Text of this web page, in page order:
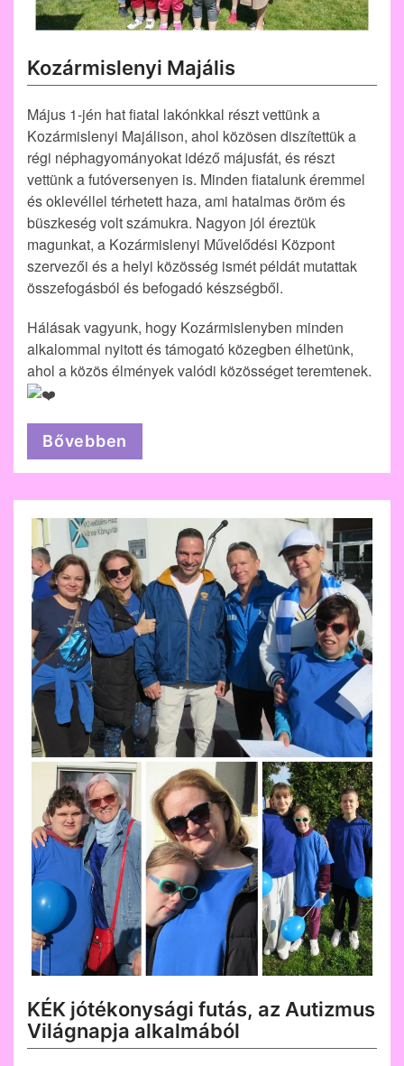
Kozármislenyi Majális
Május 1-jén hat fiatal lakónkkal részt vettünk a
Kozármislenyi Majálison, ahol közösen diszítettük a
régi néphagyományokat idéző májusfát, és részt
vettünk a futóversenyen is. Minden fiatalunk éremmel
és oklevéllel térhetett haza, ami hatalmas öröm és
büszkeség volt számukra. Nagyon jól éreztük
magunkat, a Kozármislenyi Művelődési Központ
szervezői és a helyi közösség ismét példát mutattak
összefogásból és befogadó készségből.
Hálásak vagyunk, hogy Kozármislenyben minden
alkalommal nyitott és támogató közegben élhetünk,
ahol a közös élmények valódi közösséget teremtenek.
Bővebben
KÉK jótékonysági futás, az Autizmus
Világnapja alkalmából